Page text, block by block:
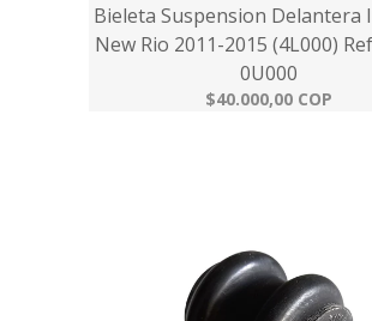
Bieleta Suspension Delantera
New Rio 2011-2015 (4L000)
0U000
$40.000,00 COP